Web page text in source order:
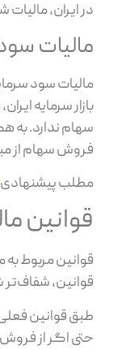
در ایران،
مالیات
مالیات سود
بازار سرمایه
سهام ندارد. به
فروش سهام از
مطلب
قوانین
قوانین، شفاف‌تر
طبق قوانین
حتی اگر از